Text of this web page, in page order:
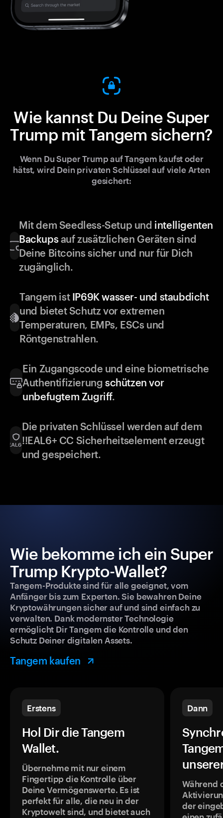
Wie kannst Du Deine Super
Trump mit Tangem sichern?
Wenn Du Super Trump auf Tangem kaufst oder
hätst, wird Dein privaten Schlüssel auf viele Arten
gesichert:
Mit dem Seedless-Setup und intelligenten
Backupsauf zusätzlichen Geräten sind
Deine Bitcoins sicher und nur für Dich
zugänglich.
Tangem ist IP69K wasser- und staubdicht
und bietet Schutz vor extremen
Temperaturen, EMPs, ESCs und
Röntgenstrahlen.
Ein Zugangscode und eine biometrische
Authentifizierung schützen vor
unbefugtem Zugriff.
Die privaten Schlüssel werden auf dem
!!EAL6+ CC Sicherheitselement erzeugt
und gespeichert.
Wie bekomme ich ein Super
Trump Krypto-Wallet?
Tangem-Produkte sind für alle geeignet, vom
Anfänger bis zum Experten. Sie bewahren Deine
Kryptowährungen sicher auf und sind einfach zu
verwalten. Dank modernster Technologie
ermöglicht Dir Tangem die Kontrolle und den
Schutz Deiner digitalen Assets.
Tangem kaufen
Erstens
Hol Dir die Tangem
Wallet.
Übernehme mit nur einem
Fingertipp die Kontrolle über
Deine Vermögenswerte. Es ist
perfekt für alle, die neu in der
Kryptowelt sind, und bietet auch
Dann
Während
der